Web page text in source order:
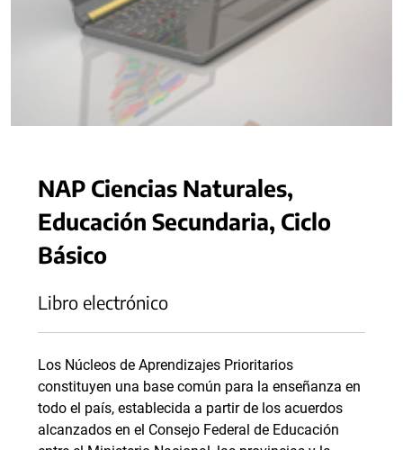
NAP Ciencias Naturales,
Educación Secundaria, Ciclo
Básico
Libro electrónico
Los Núcleos de Aprendizajes Prioritarios
constituyen una base común para la enseñanza en
todo el país, establecida a partir de los acuerdos
alcanzados en el Consejo Federal de Educación